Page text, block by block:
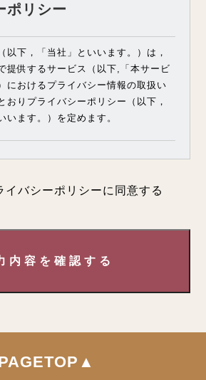
ポリシー
以下，「当社」といいます。）は，
提供するサービス（以下,「本サービ
におけるプライバシー情報の取扱い
おりプライバシーポリシー（以下，
います。）を定めます。
号，連絡先その他の記述等により特
業，年齢，ユーザーのIPアドレス，
イバシーポリシーに同意する
内容を確認する